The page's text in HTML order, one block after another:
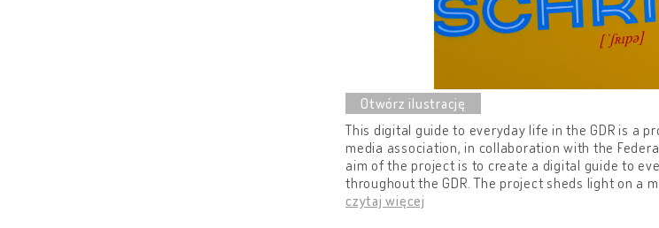
This digital guide to everyday life in the GDR is a
media association, in collaboration with the
aim of the project is to create a digital guide to
throughout the GDR. The project sheds light on
czytaj więcej